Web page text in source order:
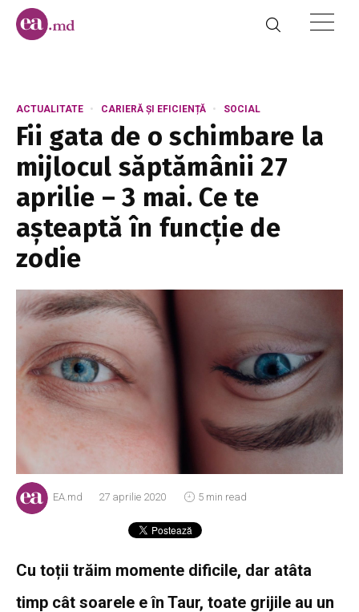
ACTUALITATE CARIERĂ ȘI EFICIENȚĂ SOCIAL
Fii gata de o schimbare la
mijlocul săptămânii 27
aprilie – 3 mai. Ce te
așteaptă în funcție de
zodie
EA.md 27 aprilie 2020 5 min read
Cu toții trăim momente dificile, dar atâta
timp cât soarele e în Taur, toate grijile au un